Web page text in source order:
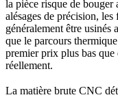
la pièce risque de bouger
alésages de précision,
généralement être
que le parcours
premier prix plus bas que
réellement.
La matière brute CNC